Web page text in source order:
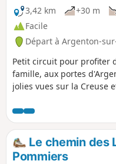
3,42 km
+30 m
Facile
Départ à Argenton-
Petit circuit pour profiter
famille, aux portes
jolies vues sur la Creuse
Le chemin des
Pommiers